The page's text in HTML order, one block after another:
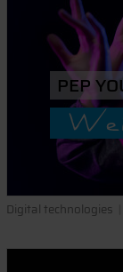
PEP
Digital technologies